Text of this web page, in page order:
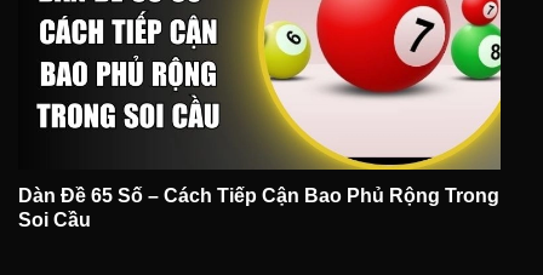
Dàn Đề 65 Số – Cách Tiếp Cận Bao Phủ Rộng Trong
Soi Cầu